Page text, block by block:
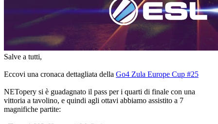
Notizie
Media
Forum
Salve a tutti,
Eccovi una cronaca dettagliata della Go4 Zula Europe Cup #25
NETopery si è guadagnato il pass per i quarti di finale con una
vittoria a tavolino, e quindi agli ottavi abbiamo assistito a 7
magnifiche partite: